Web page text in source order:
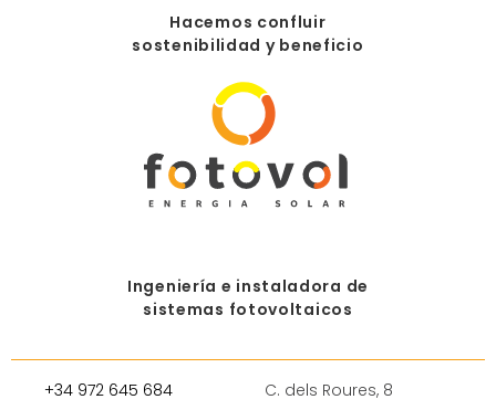
Hacemos confluir
sostenibilidad y beneficio
Ingeniería e instaladora de
sistemas fotovoltaicos
+34 972 645 684
C. dels Roures, 8